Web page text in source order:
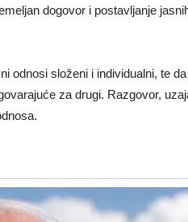
dogovor i postavljanje
odnosi složeni i individualni, te
za drugi. Razgovor,